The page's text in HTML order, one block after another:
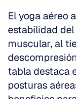
El yoga aéreo
estabilidad
muscular, al
tabla destaca
posturas